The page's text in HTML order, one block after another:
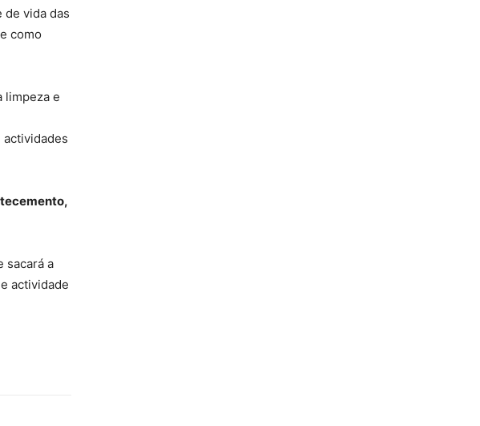
de vida das
como
limpeza e
actividades
sacará a
actividade